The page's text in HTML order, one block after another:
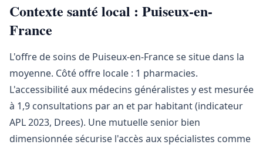
Contexte santé local : Puiseux-en-
France
L'offre de soins de Puiseux-en-France se situe dans la
moyenne. Côté offre locale : 1 pharmacies.
L'accessibilité aux médecins généralistes y est mesurée
à 1,9 consultations par an et par habitant (indicateur
APL 2023, Drees). Une mutuelle senior bien
dimensionnée sécurise l'accès aux spécialistes comme